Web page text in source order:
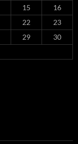
15
16
22
23
29
30